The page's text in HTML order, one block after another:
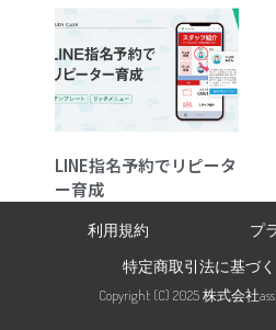
LINE指名予約でリピータ
ー育成
利用規約
プ
特定商取引法に基づ
Copyright (C) 2025 株式会社